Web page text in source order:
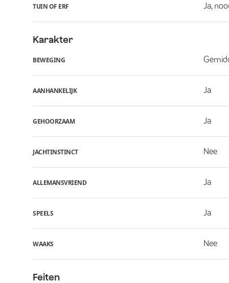
TUIN OF ERF Ja,
Karakter
BEWEGING
AANHANKELIJK Ja
GEHOORZAAM Ja
JACHTINSTINCT Nee
ALLEMANSVRIEND Ja
SPEELS Ja
WAAKS Nee
Feiten